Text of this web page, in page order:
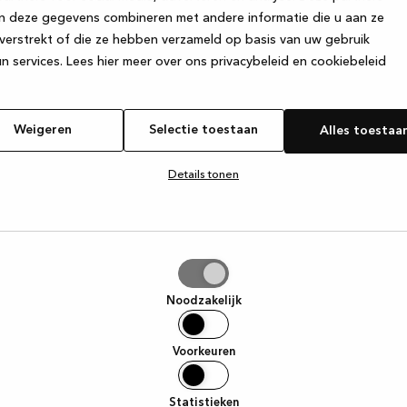
deze gegevens combineren met andere informatie die u aan ze
of die ze hebben verzameld op basis van uw gebruik
services. Lees hier meer over ons privacybeleid en cookiebeleid
Weigeren Selectie toestaan Alles
Details tonen
Noodzakelijk
Voorkeuren
Statistieken
has occurred while loadingwww.kvik.nl (see the